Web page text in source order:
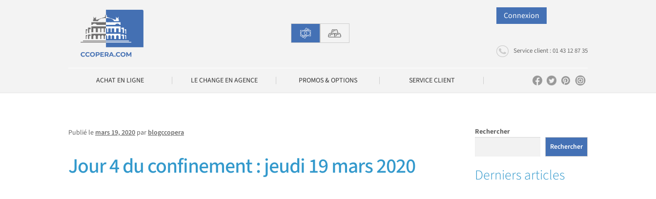
navigation
contenu
Connexion
Service client : 01 43 12 87 35
ACHAT EN LIGNE LE CHANGE EN AGENCE PROMOS & OPTIONS SERVICE CLIENT
Publié lemars 19, 2020 parblogccopera
Jour 4 du confinement : jeudi 19 mars 2020
Rechercher
Rechercher
Derniers articles